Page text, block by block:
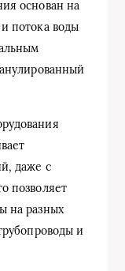
основан на
потока воды
даже с
позволяет
на разных
и